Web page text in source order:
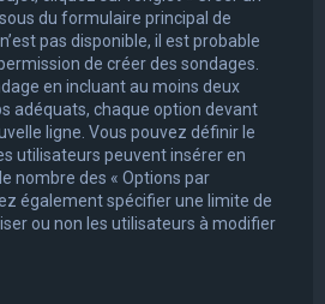
du formulaire principal de
pas disponible, il est probable
de créer des sondages.
en incluant au moins deux
adéquats, chaque option devant
ligne. Vous pouvez définir le
utilisateurs peuvent insérer en
nombre des « Options par
également spécifier une limite de
ou non les utilisateurs à modifier